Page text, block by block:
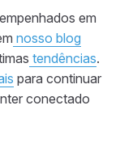
em
nosso blog
tendências.
para continuar
conectado